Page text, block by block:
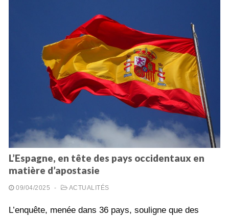
L’Espagne, en tête des pays occidentaux en
matière d’apostasie
09/04/2025 - ACTUALITÉS
L’enquête, menée dans 36 pays, souligne que des